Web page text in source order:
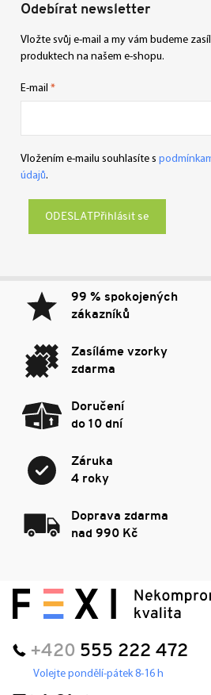
Odebírat newsletter
Vložte svůj e-mail a my vám budeme
produktech na našem e-shopu.
E-mail
Vložením e-mailu souhlasíte s
údajů.
Přihlásit se
99 % spokojených
zákazníků
Zasíláme vzorky
zdarma
Doručení
do 10 dní
Záruka
4 roky
Doprava zdarma
nad 990 Kč
+420 555 222 472
Volejte pondělí-pátek 8-16 h